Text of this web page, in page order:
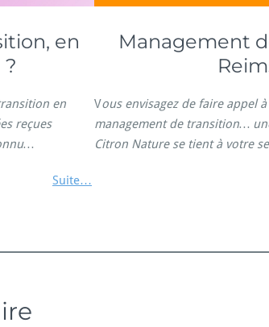
en
?
en
reçues
Suite…
Management
Vous envisagez de faire appel
management de transition…
Citron Nature se tient à votre